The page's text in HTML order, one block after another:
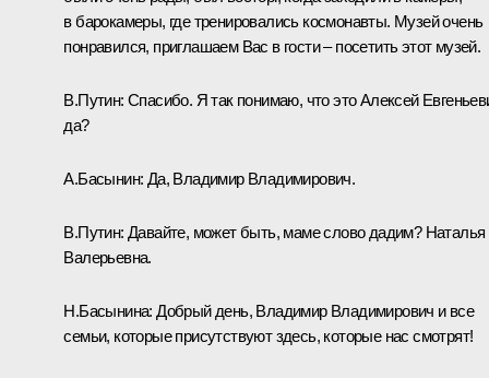
в барокамеры, где тренировались космонавты. Музей очень
понравился, приглашаем Вас в гости – посетить этот музей.
В.Путин: Спасибо. Я так понимаю, что это Алексей
да?
А.Басынин: Да, Владимир Владимирович.
В.Путин: Давайте, может быть, маме слово дадим? Наталья
Валерьевна.
Н.Басынина: Добрый день, Владимир Владимирович и все
семьи, которые присутствуют здесь, которые нас смотрят!